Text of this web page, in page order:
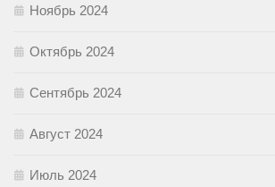
Ноябрь 2024
Октябрь 2024
Сентябрь 2024
Август 2024
Июль 2024